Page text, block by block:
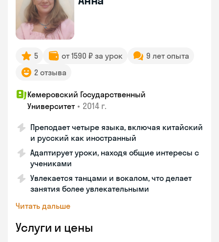
5 от 1590 ₽ за урок
9 лет опыта
2 отзыва
Кемеровский Государственный
Университет • 2014 г.
Преподает четыре языка, включая китайский
и русский как иностранный
Адаптирует уроки, находя общие интересы с
учениками
Увлекается танцами и вокалом, что делает
занятия более увлекательными
Читать дальше
Услуги и цены